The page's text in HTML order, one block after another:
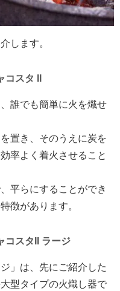
します。
スタ II
誰でも簡単に火を熾せ
置き、そのうえに炭を
率よく着火させること
平らにすることができ
徴があります。
コスタII ラージ
」は、先にご紹介した
型タイプの火熾し器で